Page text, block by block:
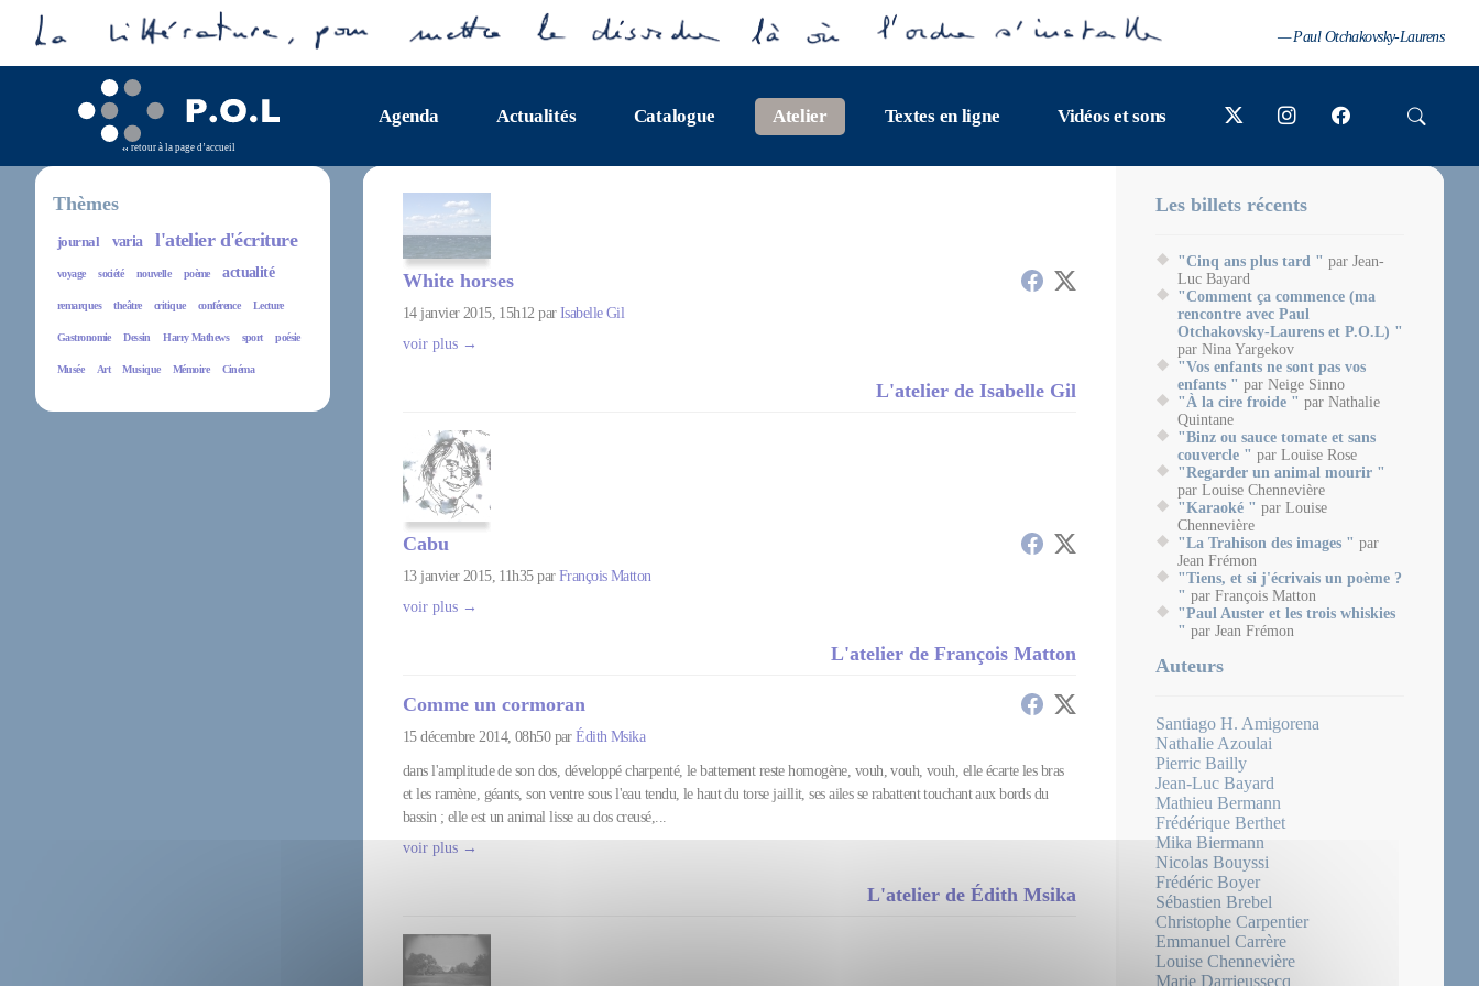
— Paul Otchakovsky-Laurens
retour à la page d’accueil
Agenda Actualités Catalogue Atelier Textes en ligne Vidéos et sons
Thèmes
journal varia l'atelier d'écriture
voyage société nouvelle poème actualité
remarques theâtre critique conférence Lecture
Gastronomie Dessin Harry Mathews sport poésie
Musée Art Musique Mémoire Cinéma
White horses
14 janvier 2015, 15h12 par Isabelle Gil
voir plus →
L'atelier de Isabelle Gil
Cabu
13 janvier 2015, 11h35 par François Matton
voir plus →
L'atelier de François Matton
Comme un cormoran
15 décembre 2014, 08h50 parÉdith Msika
dans l'amplitude de son dos, développé charpenté, le battement reste homogène, vouh, vouh, vouh, elle écarte les bras
et les ramène, géants, son ventre sous l'eau tendu, le haut du torse jaillit, ses ailes se rabattent touchant aux bords du
bassin ; elle est un animal lisse au dos creusé,...
voir plus →
L'atelier de Édith Msika
Les billets récents
"Cinq ans plus tard " par Jean-
Luc Bayard
"Comment ça commence (ma
rencontre avec Paul
Otchakovsky-Laurens et P.O.L) "
par Nina Yargekov
"Vos enfants ne sont pas vos
enfants " par Neige Sinno
"À la cire froide " par Nathalie
Quintane
"Binz ou sauce tomate et sans
couvercle " par Louise Rose
"Regarder un animal mourir "
par Louise Chennevière
"Karaoké " par Louise
Chennevière
"La Trahison des images " par
Jean Frémon
"Tiens, et si j'écrivais un poème ?
" par François Matton
"Paul Auster et les trois whiskies
" par Jean Frémon
Auteurs
Santiago H. Amigorena
Nathalie Azoulai
Pierric Bailly
Jean-Luc Bayard
Mathieu Bermann
Frédérique Berthet
Mika Biermann
Nicolas Bouyssi
Frédéric Boyer
Sébastien Brebel
Christophe Carpentier
Emmanuel Carrère
Louise Chennevière
Marie Darrieussecq